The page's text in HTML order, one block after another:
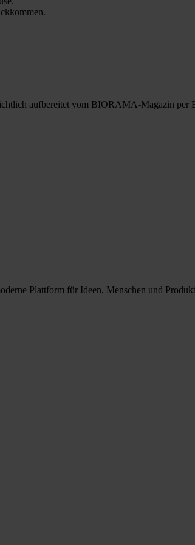
aufbereitet vom BIORAMA-Magazin per
Plattform für Ideen, Menschen und